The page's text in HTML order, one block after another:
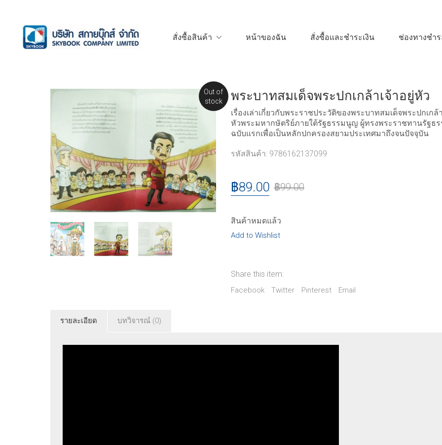
สั่งซื้อสินค้า หน้าของฉัน สั่งซื้อและชำระเงิน ช่องทางชำร
Out of
stock
พระบาทสมเด็จพระปกเกล้าเจ้าอยู่หัว
เรื่องเล่าเกี่ยวกับพระราชประวัติของพระบาทสมเด็จพระปกเกล้
หัวพระมหากษัตริย์ภายใต้รัฐธรรมนูญ ผู้ทรงพระราชทานรัฐธ
ฉบับแรกเพื่อเป็นหลักปกครองสยามประเทศมาถึงจนปัจจุบัน
รหัสสินค้า: 9786162137099
฿99.00
฿89.00
สินค้าหมดแล้ว
Add to Wishlist
Share this item:
Facebook Twitter Pinterest Email
รายละเอียด บทวิจารณ์ (0)